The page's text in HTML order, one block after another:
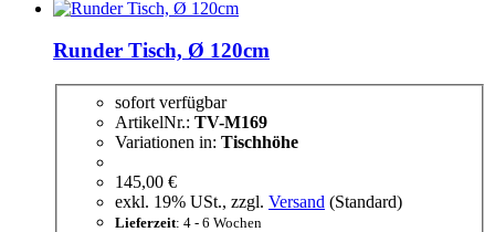
Runder Tisch, Ø 120cm
sofort verfügbar
ArtikelNr.: TV-M169
Variationen in: Tischhöhe
145,00 €
exkl. 19% USt., zzgl. Versand (Standard)
Lieferzeit: 4 - 6 Wochen